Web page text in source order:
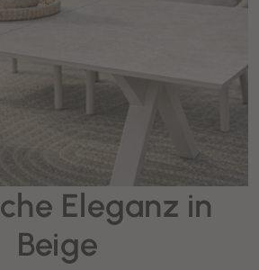
Eleganz in
Beige